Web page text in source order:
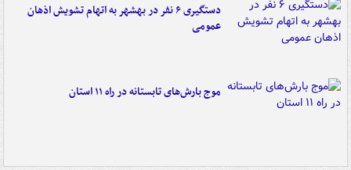
دستگیری ۶ نفر در بهشهر به اتهام تشویش اذهان
عمومی
موج بارش‌های تابستانه در راه ۱۱ استان